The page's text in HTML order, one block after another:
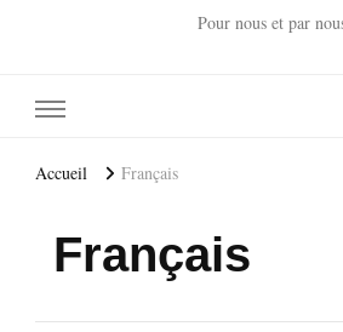
Pour nous et par
Accueil Français
Français